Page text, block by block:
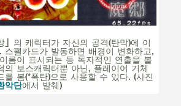
」의 캐릭터가 자신의 공격(탄막)에 이
스펠카드가 발동하면 배경이 변화하고,
름이 표시되는 등 독자적인 연출을 볼
의 보스캐릭터뿐 아닌, 플레이어 기체
를 봄(*폭탄)으로 사용할 수 있다. (사진
악단에서 발췌)